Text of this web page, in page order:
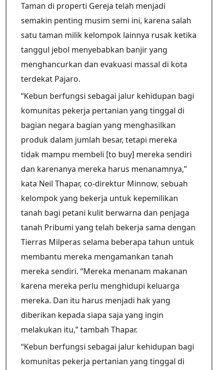
Taman di properti Gereja telah menjadi
semakin penting musim semi ini, karena salah
satu taman milik kelompok lainnya rusak ketika
tanggul jebol menyebabkan banjir yang
menghancurkan dan evakuasi massal di kota
terdekat Pajaro.
“Kebun berfungsi sebagai jalur kehidupan bagi
komunitas pekerja pertanian yang tinggal di
bagian negara bagian yang menghasilkan
produk dalam jumlah besar, tetapi mereka
tidak mampu membeli [to buy] mereka sendiri
dan karenanya mereka harus menanamnya,”
kata Neil Thapar, co-direktur Minnow, sebuah
kelompok yang bekerja untuk kepemilikan
tanah bagi petani kulit berwarna dan penjaga
tanah Pribumi yang telah bekerja sama dengan
Tierras Milperas selama beberapa tahun untuk
membantu mereka mengamankan tanah
mereka sendiri. “Mereka menanam makanan
karena mereka perlu menghidupi keluarga
mereka. Dan itu harus menjadi hak yang
diberikan kepada siapa saja yang ingin
melakukan itu,” tambah Thapar.
“Kebun berfungsi sebagai jalur kehidupan bagi
komunitas pekerja pertanian yang tinggal di